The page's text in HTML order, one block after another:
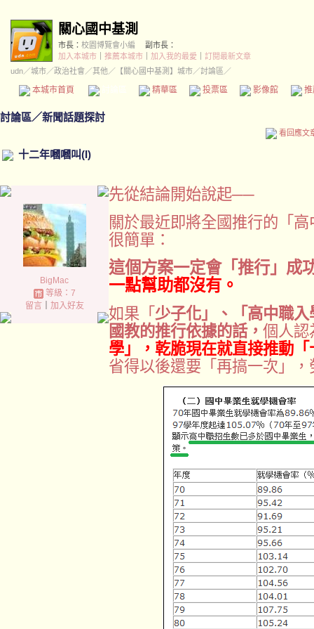
關心國中基測
市長： 校園博覽會小編
副市長：
加入本城市
推薦本城市 加入我的最愛
訂閱最新文章
udn／城市／政治社會 ／其他 ／ 【關心國中基測】城市／討論區／
本城市首頁 精華區 投票區 影像館
討論區／新聞話題探討
看回應文
十二年嘓嘓叫(I)
BigMac
等級：7
留言｜ 加入好友
先從結論開始說起──
關於最近即將全國推行的「
很簡單：
這個方案一定會「推行」成
一點幫助都沒有。
如果「 少子化」、「高中職
國教的推行依據的話， 個人認
學」，乾脆現在就直接推動
省得以後還要「再搞一次」